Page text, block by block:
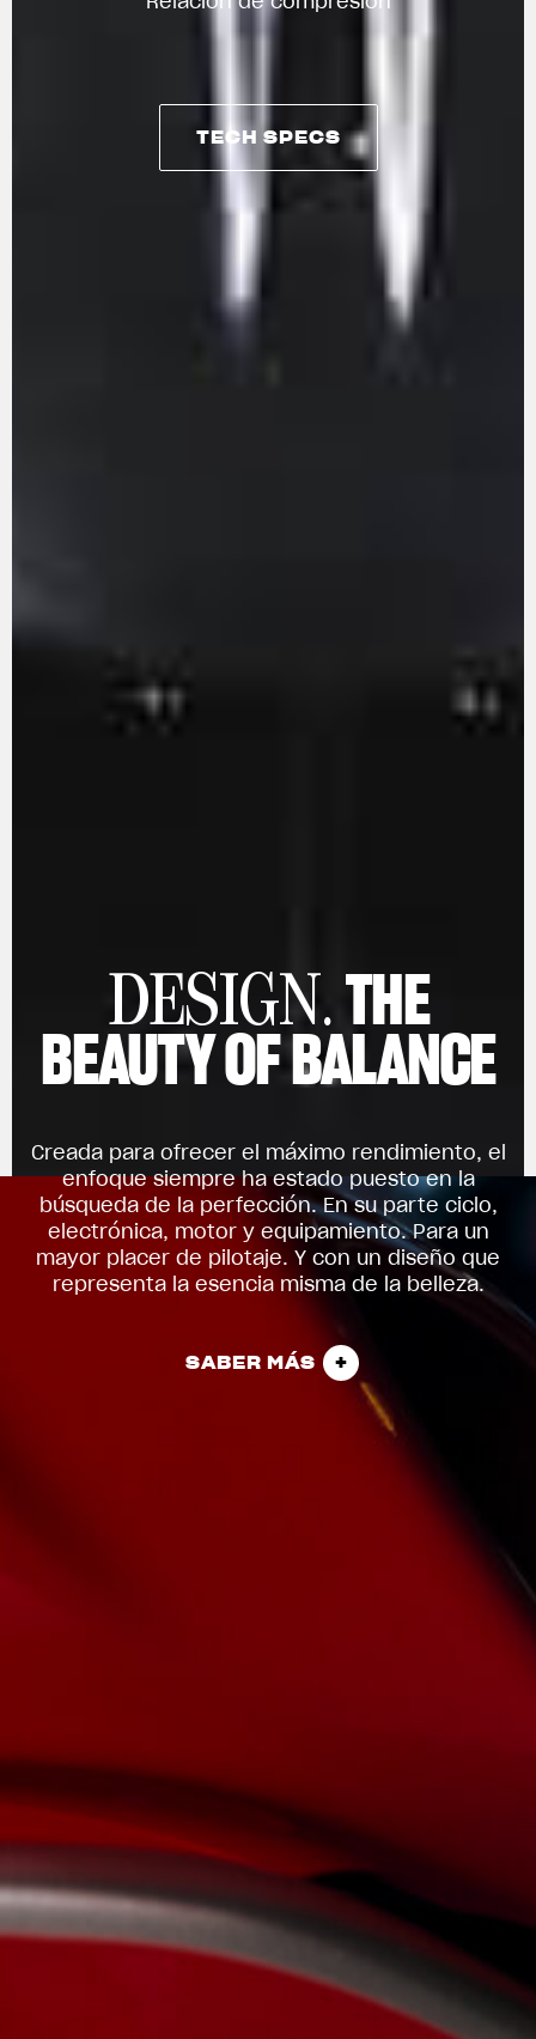
TECH SPECS
DESIGN. THE
BEAUTY OF BALANCE
Creada para ofrecer el máximo rendimiento, el
enfoque siempre ha estado puesto en la
búsqueda de la perfección. En su parte ciclo,
electrónica, motor y equipamiento. Para un
mayor placer de pilotaje. Y con un diseño que
representa la esencia misma de la belleza.
SABER MÁS